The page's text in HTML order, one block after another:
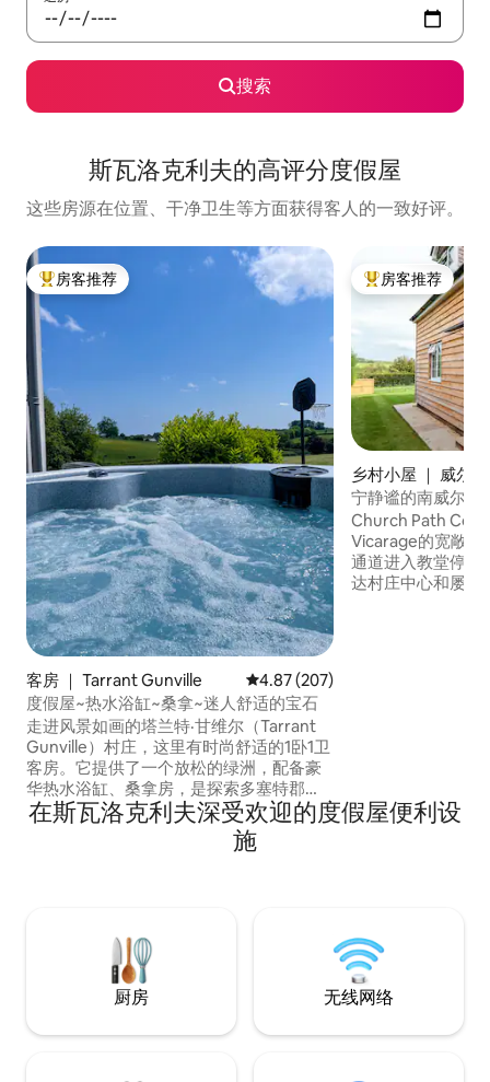
搜索
斯瓦洛克利夫的高评分度假屋
这些房源在位置、干净卫生等方面获得客人的一致好评。
热门「房客推荐」
房客推荐
客房 ｜ Tarrant Gunville 平均评分 4.87 分（满分 5 分），
4.87 (207)
度假屋~热水浴缸~桑拿~迷人舒适的宝石
走进风景如画的塔兰特·甘维尔（Tarrant
Gunville）村庄，这里有时尚舒适的1卧1卫
客房。它提供了一个放松的绿洲，配备豪
华热水浴缸、桑拿房，是探索多塞特郡
（Dorset County）自然景点和历史地标
的完美基地。 现代设计和丰富的便利设施
下方查看更多信息。
热门「房客推荐」
房客推荐
乡村小屋 ｜ 威尔
宁静谧的南威尔特
Church Path
Vicarage的宽敞双卧室小
通道进入教堂停车
达村庄中心和屡获
在斯瓦洛克利夫深受欢迎的度假屋便利设
施
厨房 无线网络